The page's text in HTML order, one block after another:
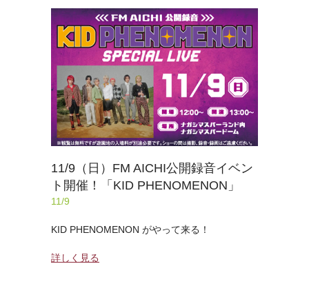
11/9（日）FM AICHI公開録音イベン
ト開催！「KID PHENOMENON」
11/9
KID PHENOMENON がやって来る！
詳しく見る